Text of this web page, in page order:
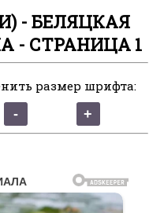
- БЕЛЯЦКАЯ
- СТРАНИЦА 1
размер шрифта: